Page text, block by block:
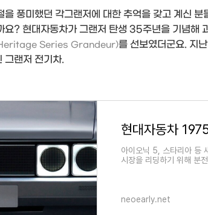
을 풍미했던 각그랜저에 대한 추억을 갖고 계신
요? 현대자동차가 그랜저 탄생 35주년을 기념해
Series Grandeur)를 선보였더군요. 지
그랜저 전기차.
현대자동차
아이오닉 5, 스타리아 등
시장을 리딩하기 위해 분
neoearly.net